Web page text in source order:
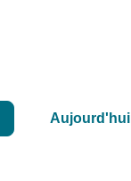
Aujourd'hui